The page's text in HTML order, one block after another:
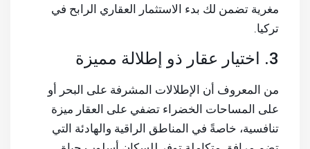
مغرية تضمن لك بدء الاستثمار العقاري الرابح في
تركيا.
3. اختيار عقار ذو إطلالة مميزة
من المعروف أن الإطلالات المشرفة على البحر أو
على المساحات الخضراء تضفي على العقار ميزة
تنافسية، خاصةً في المناطق الراقية والهادئة التي